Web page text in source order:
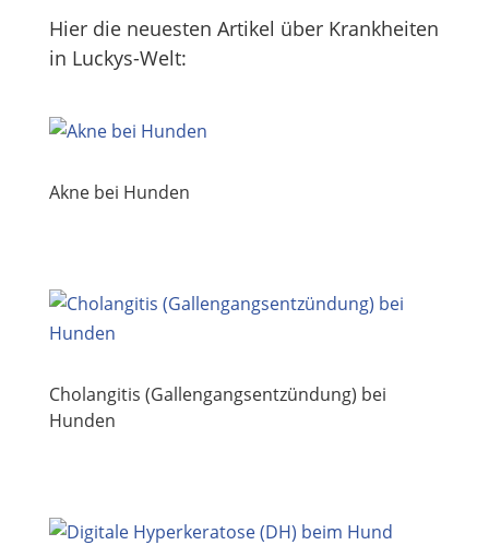
Hier die neuesten Artikel über Krankheiten
in Luckys-Welt:
Akne bei Hunden
Cholangitis (Gallengangs­entzündung) bei
Hunden